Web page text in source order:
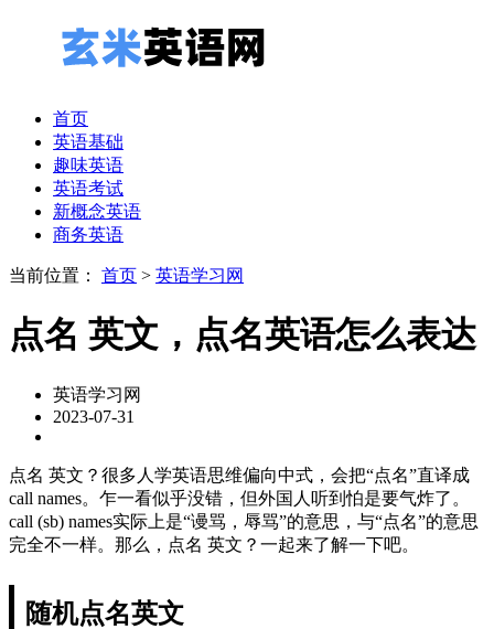
首页
英语基础
趣味英语
英语考试
新概念英语
商务英语
当前位置： 首页 > 英语学习网
点名 英文，点名英语怎么表达
英语学习网
2023-07-31
点名 英文？很多人学英语思维偏向中式，会把“点名”直译成
call names。乍一看似乎没错，但外国人听到怕是要气炸了。
call (sb) names实际上是“谩骂，辱骂”的意思，与“点名”的意思
完全不一样。那么，点名 英文？一起来了解一下吧。
随机点名英文